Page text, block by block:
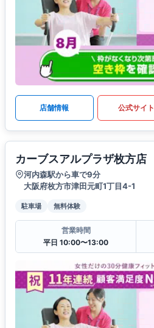
店舗情報 公式サイト
カーブスアルプラザ枚方店
河内森駅から車で9分
大阪府枚方市津田元町1丁目4-1
駐車場 無料体験
営業時間
平日 10:00〜13:00